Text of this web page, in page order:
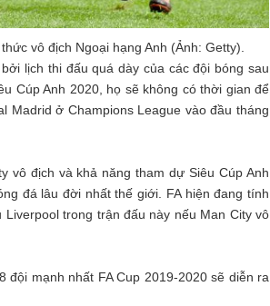
vô địch Ngoại hạng Anh (Ảnh: Getty).
lịch thi đấu quá dày của các đội bóng sau
Cúp Anh 2020, họ sẽ không có thời gian để
Madrid ở Champions League vào đầu tháng
vô địch và khả năng tham dự Siêu Cúp Anh
đá lâu đời nhất thế giới. FA hiện đang tính
trong trận đấu này nếu Man City vô
đội mạnh nhất FA Cup 2019-2020 sẽ diễn ra